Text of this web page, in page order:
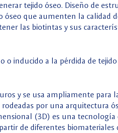
tejido óseo. Diseño de
que aumenten la calidad
las biotintas y sus
inducido a la pérdida de tejido
y se usa ampliamente para
por una arquitectura
(3D) es una
de diferentes